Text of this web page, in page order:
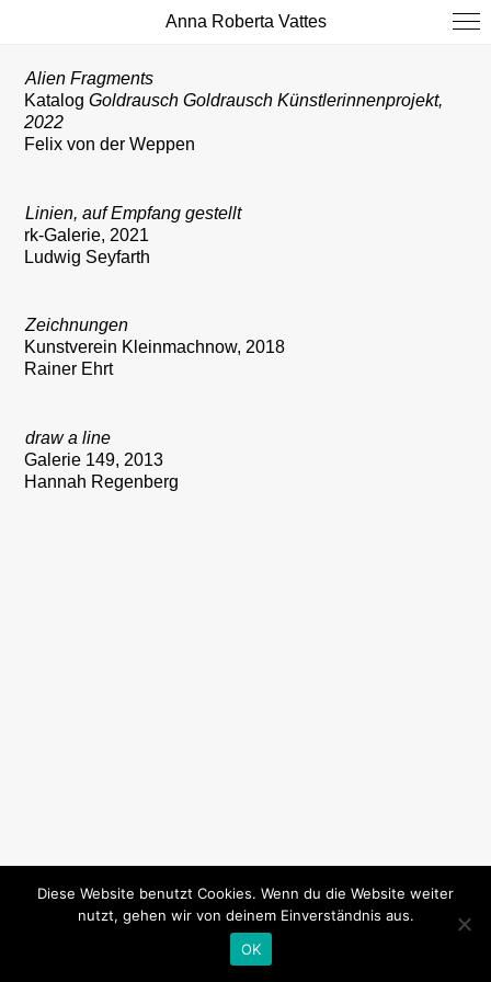
Anna Roberta Vattes
Alien Fragments
Katalog Goldrausch Goldrausch Künstlerinnenprojekt,
2022
Felix von der Weppen
Linien, auf Empfang gestellt
rk-Galerie, 2021
Ludwig Seyfarth
Zeichnungen
Kunstverein Kleinmachnow, 2018
Rainer Ehrt
draw a line
Galerie 149, 2013
Hannah Regenberg
Diese Website benutzt Cookies. Wenn du die Website weiter
nutzt, gehen wir von deinem Einverständnis aus.
OK